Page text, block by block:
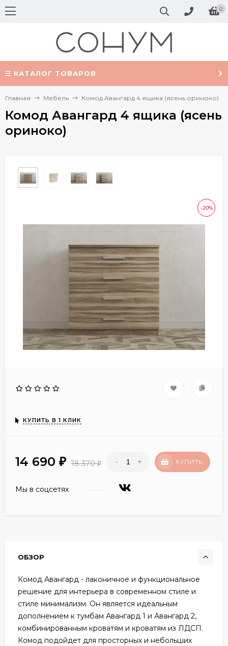
0
КАТАЛОГ ТОВАРОВ
Главная Мебель Комод Авангард 4 ящика (ясень ориноко)
Комод Авангард 4 ящика (ясень
ориноко)
-20%
КУПИТЬ В 1 КЛИК
14 690 ₽ 18 370₽ - + КУПИТЬ
Мы в соцсетях
ОБЗОР
Комод Авангард - лаконичное и функциональное
решение для интерьера в современном стиле и
стиле минимализм. Он является идеальным
дополнением к тумбам Авангард 1 и Авангард 2,
комбинированным кроватям и кроватям из ЛДСП.
Комод подойдет для просторных и небольших